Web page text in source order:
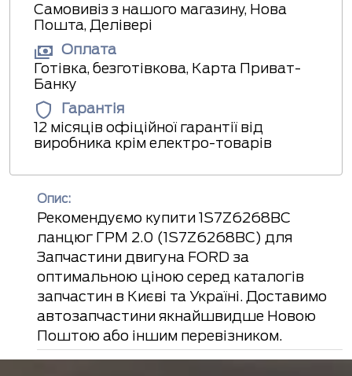
Самовивіз з нашого магазину, Нова
Пошта, Делівері
Оплата
Готівка, безготівкова, Карта Приват-
Банку
Гарантія
12 місяців офіційної гарантії від
виробника крім електро-товарів
Опис:
Рекомендуємо купити 1S7Z6268BC
ланцюг ГРМ 2.0 (1S7Z6268BC) для
Запчастини двигуна FORD за
оптимальною ціною серед каталогів
запчастин в Києві та Україні. Доставимо
автозапчастини якнайшвидше Новою
Поштою або іншим перевізником.